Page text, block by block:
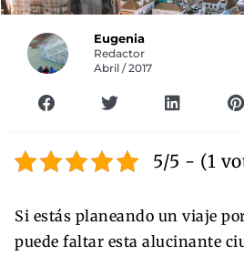
Eugenia
Redactor
Abril / 2017
5/5 - (1
Si estás planeando un viaje
puede faltar esta alucinante